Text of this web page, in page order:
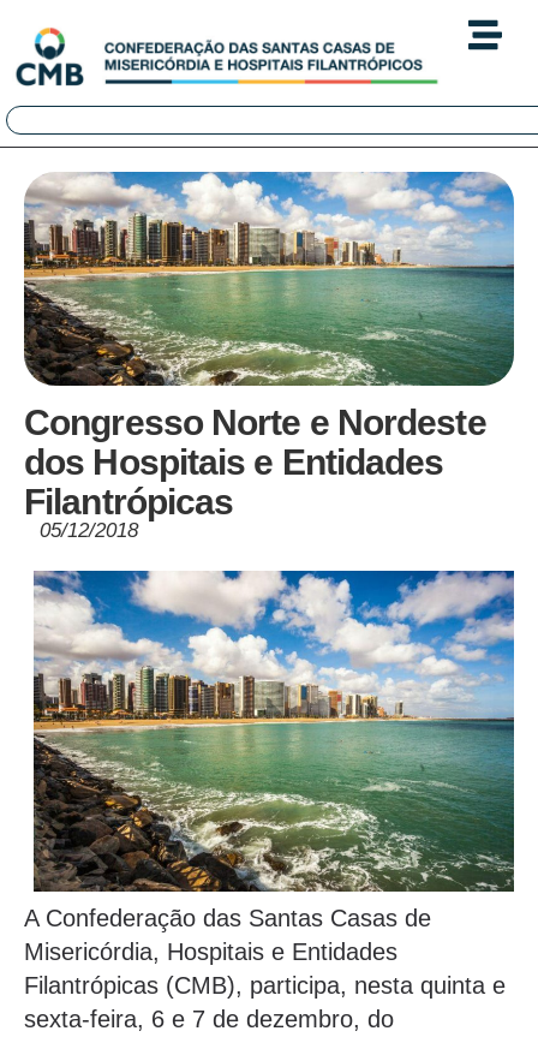
Congresso Norte e Nordeste
dos Hospitais e Entidades
Filantrópicas
05/12/2018
A Confederação das Santas Casas de
Misericórdia, Hospitais e Entidades
Filantrópicas (CMB), participa, nesta quinta e
sexta-feira, 6 e 7 de dezembro, do